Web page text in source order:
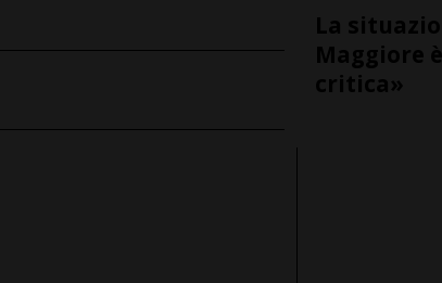
La
Maggiore
critica»